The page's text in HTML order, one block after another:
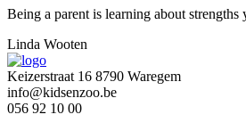
Being a parent is learning about
Linda Wooten
Keizerstraat 16 8790 Waregem
info@kidsenzoo.be
056 92 10 00